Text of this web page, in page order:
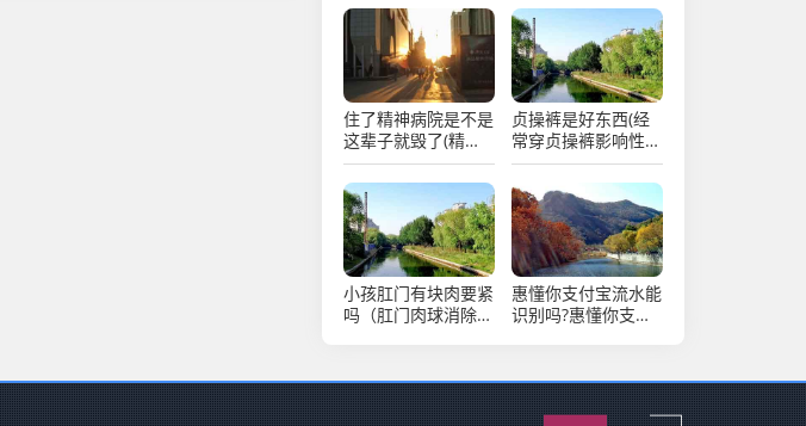
住了精神病院是不是
这辈子就毁了(精神
病家属最可怜了)
贞操裤是好东西(经
常穿贞操裤影响性生
活)
小孩肛门有块肉要紧
吗（肛门肉球消除最
惠懂你支付宝流水能
识别吗?惠懂你支持